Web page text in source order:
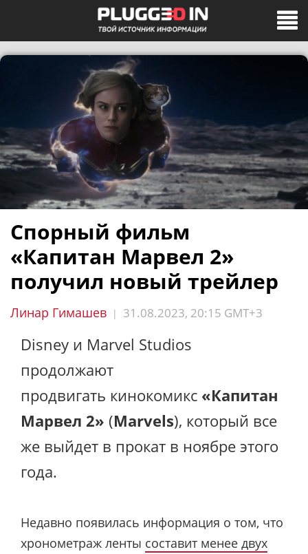
Спорный фильм
«Капитан Марвел 2»
получил новый трейлер
Линар Гимашев | 31.08.2023, 20:15 GMT+3
Disney и Marvel Studios
продолжают
продвигать кинокомикс «Капитан
Марвел 2» (Marvels), который все
же выйдет в прокат в ноябре этого
года.
Недавно появилась информация о том, что
хронометраж ленты составит менее двух